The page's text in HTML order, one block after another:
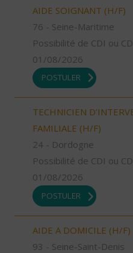
AIDE SOIGNANT (H/F)
76 - Seine-Maritime
Possibilité de CDI ou
01/08/2026
POSTULER
TECHNICIEN
FAMILIALE (H/F)
24 - Dordogne
Possibilité de CDI ou
01/08/2026
POSTULER
AIDE A DOMICILE (H/F)
93 - Seine-Saint-Denis